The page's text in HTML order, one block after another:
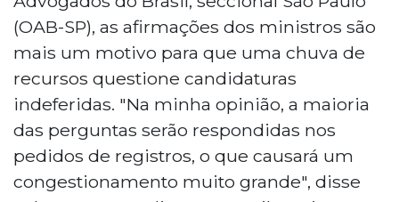
(OAB-SP), as afirmações dos ministros são
mais um motivo para que uma chuva de
recursos questione candidaturas
indeferidas. "Na minha opinião, a maioria
das perguntas serão respondidas nos
pedidos de registros, o que causará um
congestionamento muito grande", disse